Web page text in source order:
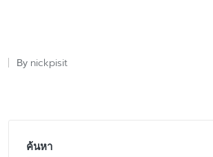
Posted
By nickpisit
ค้นหา